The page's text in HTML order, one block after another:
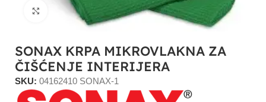
Click to enlarge
SONAX KRPA MIKROVLAKNA ZA
ČIŠĆENJE INTERIJERA
SKU:04162410 SONAX-1